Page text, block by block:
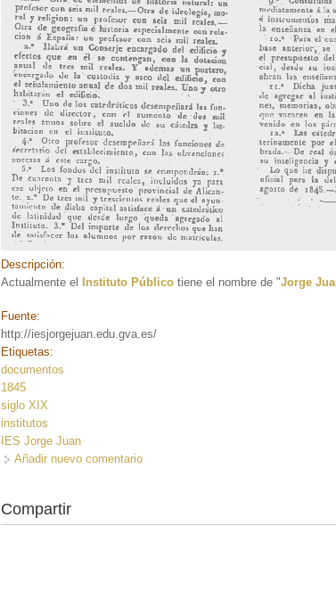
Descripción:
Actualmente el
Instituto Público tiene el nombre de "Jorge
Fuente:
http://iesjorgejuan.edu.gva.es/
Etiquetas:
documentos
1845
siglo XIX
institutos
IES Jorge Juan
Añadir nuevo comentario
Compartir